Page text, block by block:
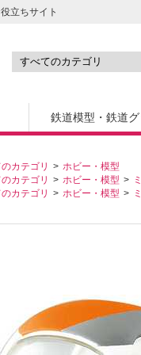
立ちサイト
鉄道模型・鉄道
カテゴリ
ホビー・模型
カテゴリ ホビー・模型
カテゴリ ホビー・模型